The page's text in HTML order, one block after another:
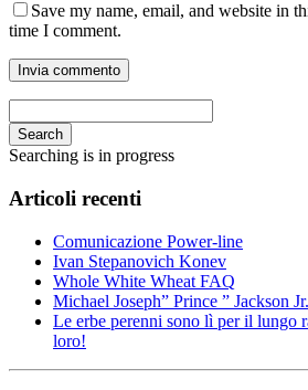
Save my name, email, and website in
time I comment.
Search
Searching is in progress
Articoli recenti
Comunicazione Power-line
Ivan Stepanovich Konev
Whole White Wheat FAQ
Michael Joseph” Prince ” Jackson
Le erbe perenni sono lì per il lungo
loro!